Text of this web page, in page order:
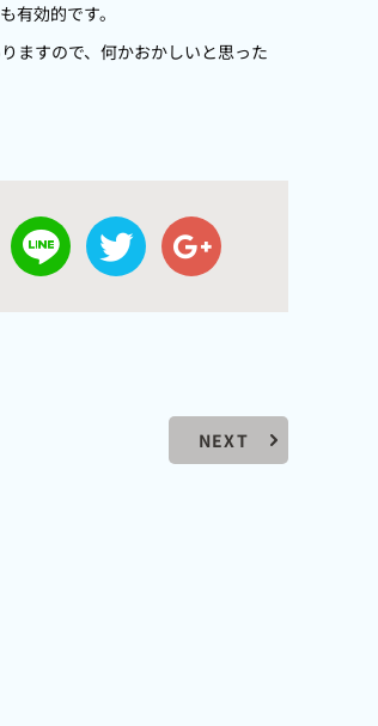
有効的です。
ますので、何かおかしいと思った
NEXT